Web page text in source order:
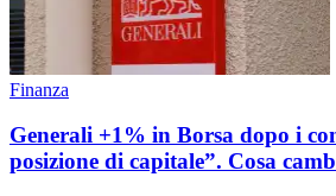
Finanza
Generali +1% in Borsa dopo i
posizione di capitale”. Cosa